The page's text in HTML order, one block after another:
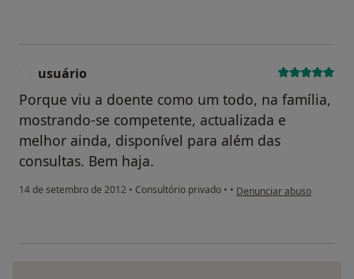
usuário
Porque viu a doente como um todo, na família,
mostrando-se competente, actualizada e
melhor ainda, disponível para além das
consultas. Bem haja.
14 de setembro de 2012 • Consultório privado • • na opinião do utilizador
Denunciar abuso